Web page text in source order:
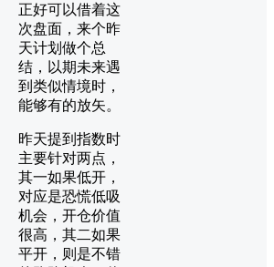
正好可以借着这
次盘面，来个昨
天计划做个总
结，以期未来遇
到类似情境时，
能够有的放矢。
昨天提到指数时
主要针对两点，
其一如果低开，
对应是恐慌低吸
机会，开仓价值
很高，其二如果
平开，则是不错